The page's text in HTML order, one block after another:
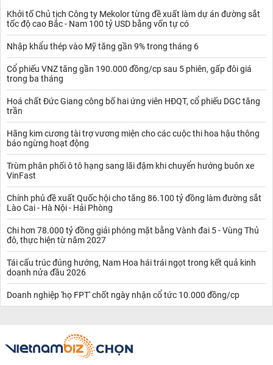
Khởi tố Chủ tịch Công ty Mekolor từng đề xuất làm dự án đường sắt
tốc độ cao Bắc - Nam 100 tỷ USD bằng vốn tự có
Nhập khẩu thép vào Mỹ tăng gần 9% trong tháng 6
Cổ phiếu VNZ tăng gần 190.000 đồng/cp sau 5 phiên, gấp đôi giá
trong ba tháng
Hoá chất Đức Giang công bố hai ứng viên HĐQT, cổ phiếu DGC tăng
trần
Hãng kim cương tài trợ vương miện cho các cuộc thi hoa hậu thông
báo ngừng hoạt động
Trùm phân phối ô tô hạng sang lãi đậm khi chuyển hướng buôn xe
VinFast
Chính phủ đề xuất Quốc hội cho tăng 86.100 tỷ đồng làm đường sắt
Lào Cai - Hà Nội - Hải Phòng
Chi hơn 78.000 tỷ đồng giải phóng mặt bằng Vành đai 5 - Vùng Thủ
đô, thực hiện từ năm 2027
Tái cấu trúc đúng hướng, Nam Hoa hái trái ngọt trong kết quả kinh
doanh nửa đầu 2026
Doanh nghiệp 'họ FPT' chốt ngày nhận cổ tức 10.000 đồng/cp